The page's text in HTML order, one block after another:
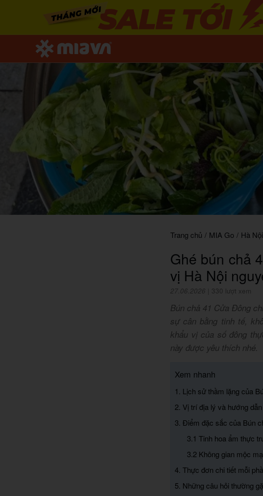
Trang chủ / MIA Go / Hà Nội
Ghé bún chả
vị Hà Nội
27.06.2026 330 lượt xem
Bún chả 41 Cửa Đông
sự cân bằng tinh tế,
khẩu vị của số đông
này được yêu thích nhé.
Xem nhanh
1. Lịch sử thầm lặng của
2. Vị trí địa lý và hướng
3. Điểm đặc sắc của Bún
3.1 Tinh hoa ẩm thực
3.2 Không gian mộc
4. Thực đơn chi tiết mỗi
5. Những câu hỏi thường